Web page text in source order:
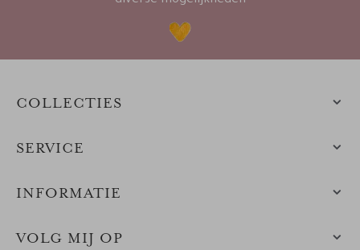
COLLECTIES
SERVICE
INFORMATIE
VOLG MIJ OP